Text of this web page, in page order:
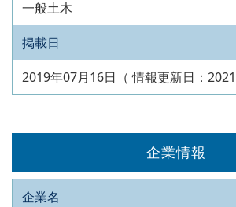
一般土木
掲載日
2019年07月16日（ 情報更新日：2021
企業情報
企業名